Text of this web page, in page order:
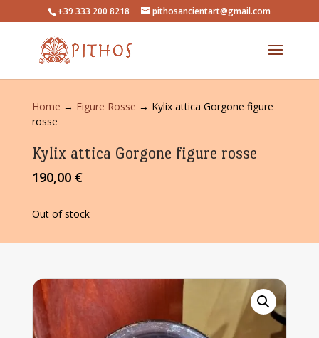
+39 333 200 8218 pithosancientart@gmail.com
Home → Figure Rosse → Kylix attica Gorgone figure
rosse
Kylix attica Gorgone figure rosse
190,00 €
Out of stock